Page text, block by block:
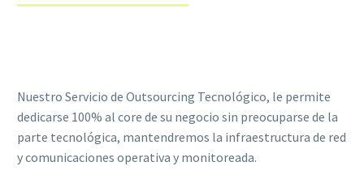
Nuestro Servicio de Outsourcing Tecnológico, le permite
dedicarse 100% al core de su negocio sin preocuparse de la
parte tecnológica, mantendremos la infraestructura de red
y comunicaciones operativa y monitoreada.